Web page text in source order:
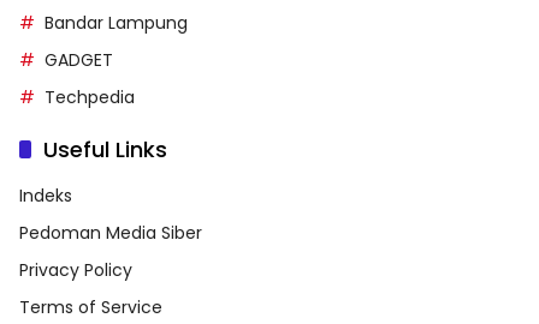
Bandar Lampung
GADGET
Techpedia
Useful Links
Indeks
Pedoman Media Siber
Privacy Policy
Terms of Service